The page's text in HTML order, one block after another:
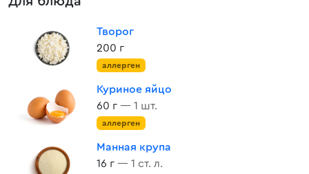
Творог
200 г
аллерген
Куриное яйцо
60 г — 1 шт.
аллерген
Манная крупа
16 г — 1 ст. л.